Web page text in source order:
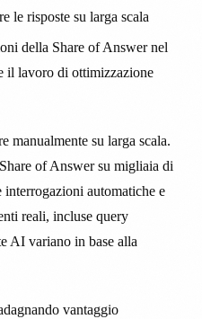
le risposte su larga scala
della Share of Answer nel
il lavoro di ottimizzazione
manualmente su larga scala.
of Answer su migliaia di
automatiche e
reali, incluse query
AI variano in base alla
vantaggio